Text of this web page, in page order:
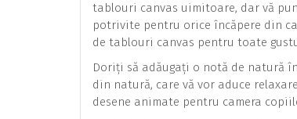
tablouri canvas uimitoare, dar vă
potrivite pentru orice încăpere din
de tablouri canvas pentru toate
Doriți să adăugați o notă de natură
din natură, care vă vor aduce
desene animate pentru camera